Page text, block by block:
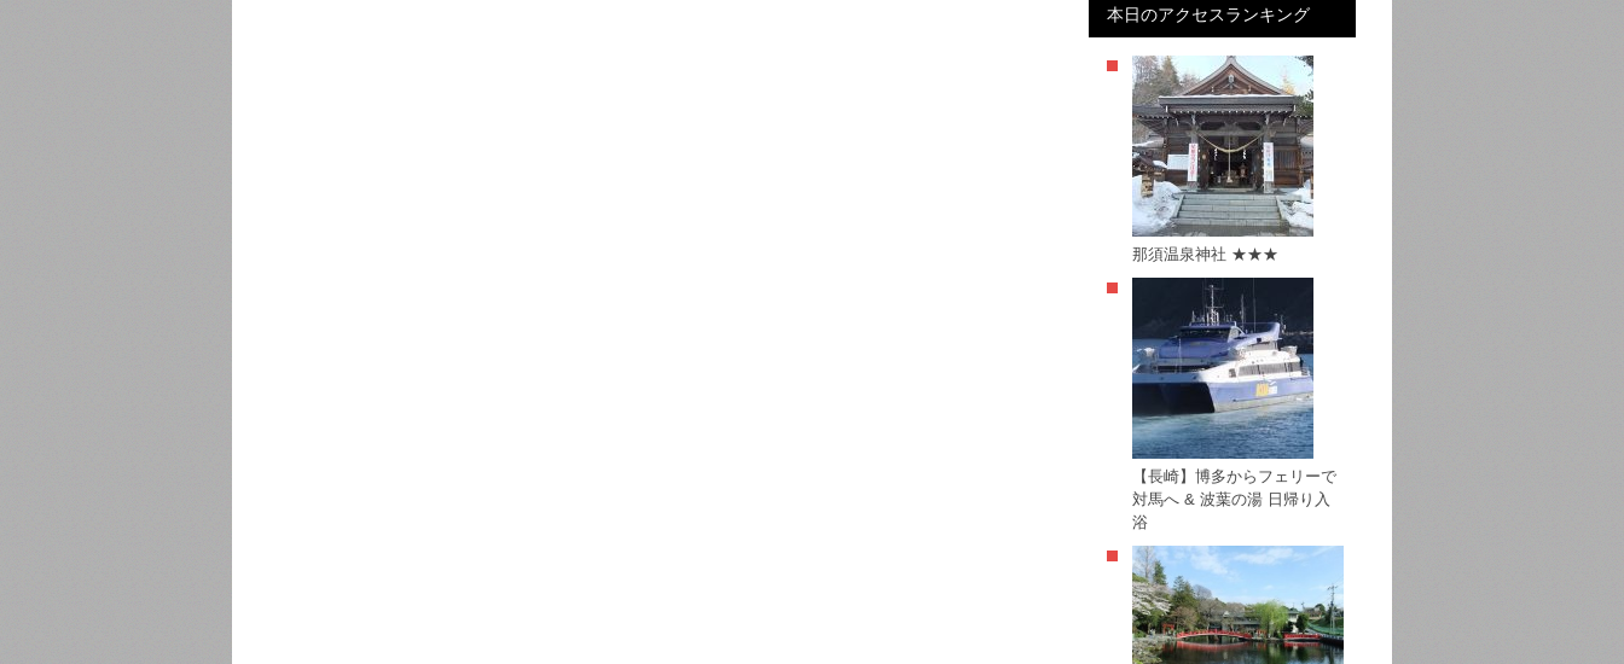
本日のアクセスランキング
那須温泉神社 ★★★
【長崎】博多からフェリーで
対馬へ & 波葉の湯 日帰り入
浴